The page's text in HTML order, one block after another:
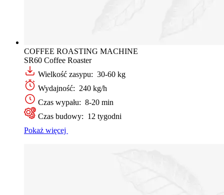
COFFEE ROASTING MACHINE
SR60 Coffee Roaster
Wielkość zasypu: 30-60 kg
Wydajność: 240 kg/h
Czas wypału: 8-20 min
Czas budowy: 12 tygodni
Pokaż więcej